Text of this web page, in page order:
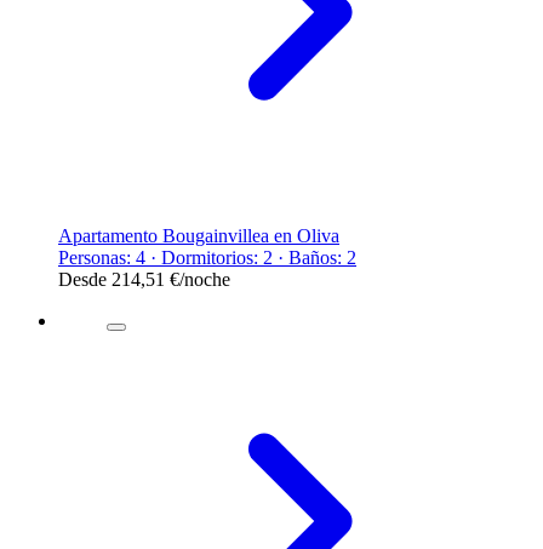
Apartamento Bougainvillea en Oliva
Personas: 4 · Dormitorios: 2 · Baños: 2
Desde 214,51 €/noche